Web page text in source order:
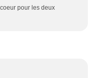
pour les deux